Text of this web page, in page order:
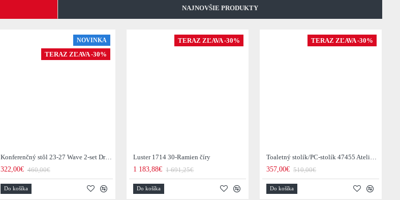
NAJNOVŠIE PRODUKTY
NOVINKA
TERAZ ZĽAVA -30%
Konferenčný stôl 23-27 Wave 2-set Drevo Mango
322,00€ 460,00€
Do košíka
TERAZ ZĽAVA -30%
Luster 1714 30-Ramien číry
1 183,88€ 1 691,25€
Do košíka
TERAZ ZĽAVA -30%
Toaletný stolík/PC-stolík 47455 Atelier 120cm Natural Dub Dyha
357,00€ 510,00€
Do košíka